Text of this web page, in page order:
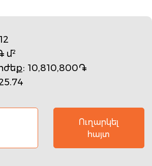
մ²
: 10,810,800֏
Ուղարկել
հայտ